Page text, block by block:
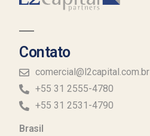
Contato
comercial@l2capital.com.br
+55 31 2555-4780
+55 31 2531-4790
Brasil